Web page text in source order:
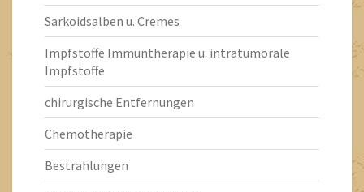
Sarkoidsalben u. Cremes
Impfstoffe Immuntherapie u. intratumorale
Impfstoffe
chirurgische Entfernungen
Chemotherapie
Bestrahlungen